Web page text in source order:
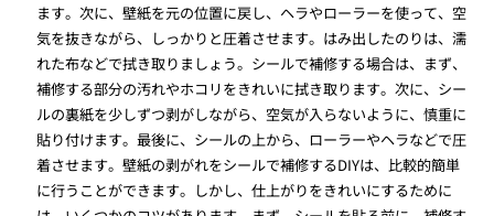
ます。次に、壁紙を元の位置に戻し、ヘラやローラーを使って、空
気を抜きながら、しっかりと圧着させます。はみ出したのりは、濡
れた布などで拭き取りましょう。シールで補修する場合は、まず、
補修する部分の汚れやホコリをきれいに拭き取ります。次に、シー
ルの裏紙を少しずつ剥がしながら、空気が入らないように、慎重に
貼り付けます。最後に、シールの上から、ローラーやヘラなどで圧
着させます。壁紙の剥がれをシールで補修するDIYは、比較的簡単
に行うことができます。しかし、仕上がりをきれいにするために